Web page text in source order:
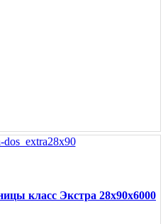
класс Экстра 28x90x6000